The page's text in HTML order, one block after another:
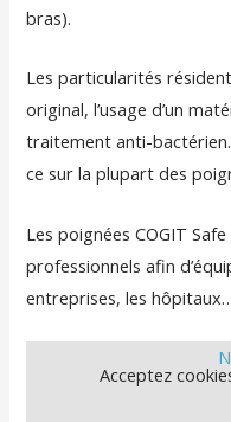
bras).
Les particularités
original, l’usage d’un
traitement anti-
ce sur la plupart des
Les poignées COGIT
professionnels afin
entreprises, les
Acceptez